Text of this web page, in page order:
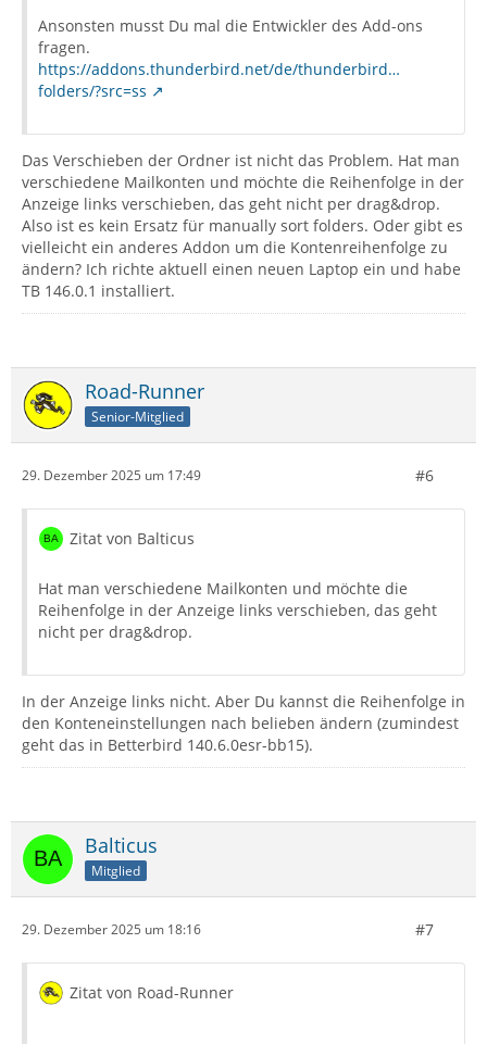
Ansonsten musst Du mal die Entwickler des Add-ons
fragen.
https://addons.thunderbird.net/de/thunderbird…
folders/?src=ss
Das Verschieben der Ordner ist nicht das Problem. Hat man
verschiedene Mailkonten und möchte die Reihenfolge in der
Anzeige links verschieben, das geht nicht per drag&drop.
Also ist es kein Ersatz für manually sort folders. Oder gibt es
vielleicht ein anderes Addon um die Kontenreihenfolge zu
ändern? Ich richte aktuell einen neuen Laptop ein und habe
TB 146.0.1 installiert.
Road-Runner
Senior-Mitglied
29. Dezember 2025 um 17:49 #6
Zitat von Balticus
Hat man verschiedene Mailkonten und möchte die
Reihenfolge in der Anzeige links verschieben, das geht
nicht per drag&drop.
In der Anzeige links nicht. Aber Du kannst die Reihenfolge in
den Konteneinstellungen nach belieben ändern (zumindest
geht das in Betterbird 140.6.0esr-bb15).
Balticus
Mitglied
29. Dezember 2025 um 18:16 #7
Zitat von Road-Runner